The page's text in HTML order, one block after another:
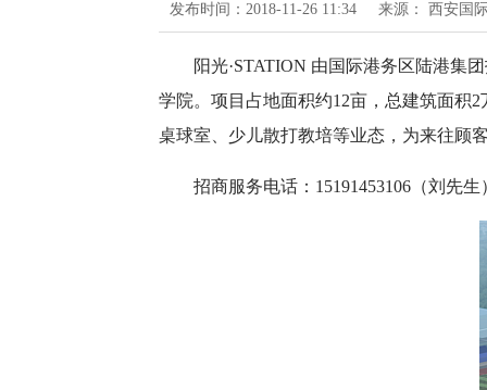
发布时间：2018-11-26 11:34 来源： 西安国
阳光·STATION 由国际港务区陆港集
学院。项目占地面积约12亩，总建筑面积
桌球室、少儿散打教培等业态，为来往顾
招商服务电话：15191453106（刘先生